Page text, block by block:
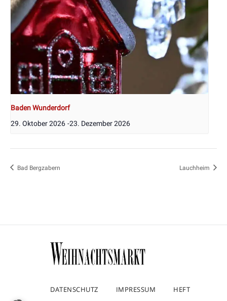
Baden Wunderdorf
29. Oktober 2026 -23. Dezember 2026
Bad Bergzabern Lauchheim
DATENSCHUTZ IMPRESSUM
HEFT